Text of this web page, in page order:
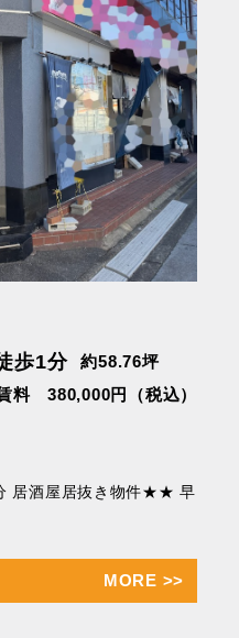
歩1分
約58.76坪
料 380,000円（税込）
居酒屋居抜き物件★★ 早
MORE >>